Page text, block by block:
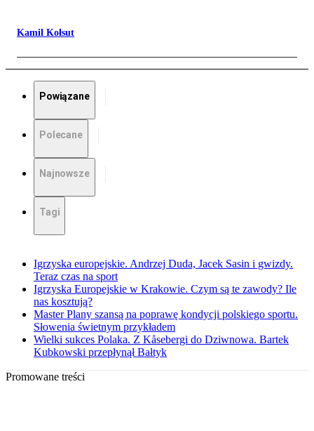
Kamil Kołsut
Powiązane
Polecane
Najnowsze
Tagi
Igrzyska europejskie. Andrzej Duda, Jacek Sasin i gwizdy.
Teraz czas na sport
Igrzyska Europejskie w Krakowie. Czym są te zawody? Ile
nas kosztują?
Master Plany szansą na poprawę kondycji polskiego sportu.
Słowenia świetnym przykładem
Wielki sukces Polaka. Z Kåsebergi do Dziwnowa. Bartek
Kubkowski przepłynął Bałtyk
Promowane treści